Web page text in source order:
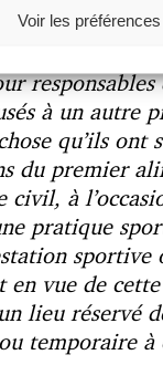
Voir les préférences
L. 321-3-1 du
responsables
à un autre
qu’ils ont
du premier
civil, à
pratique
sportive
en vue de
lieu réservé
temporaire à